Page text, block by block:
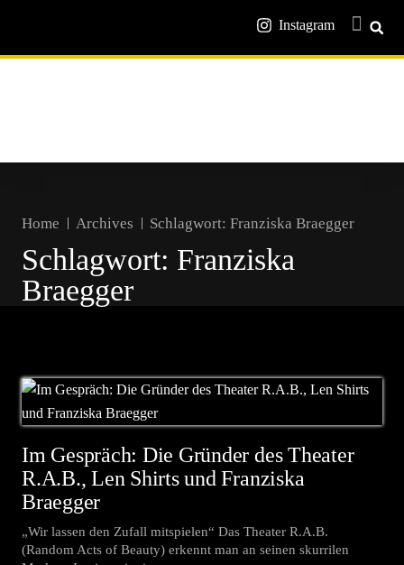
Instagram
Home Archives Schlagwort: Franziska Braegger
Schlagwort: Franziska
Braegger
Im Gespräch: Die Gründer des Theater
R.A.B., Len Shirts und Franziska
Braegger
„Wir lassen den Zufall mitspielen“ Das Theater R.A.B.
(Random Acts of Beauty) erkennt man an seinen skurrilen